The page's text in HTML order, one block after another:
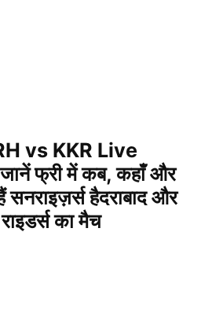
vs KKR Live
फ्री में कब, कहाँ और
हैदराबाद और
का मैच